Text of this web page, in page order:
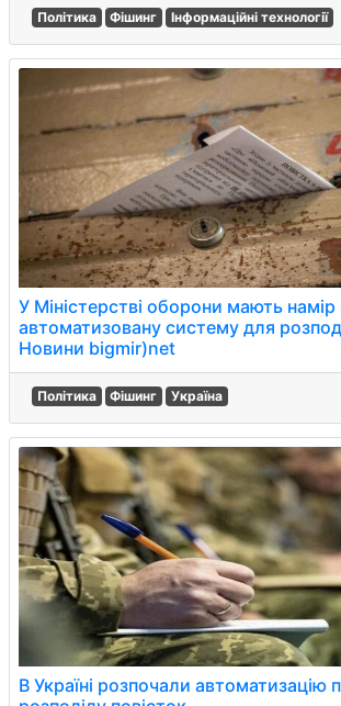
Політика Фішинг Інформаційні технології
У Міністерстві оборони мають
автоматизовану систему для
Новини bigmir)net
Політика Фішинг Україна
В Україні розпочали автоматизацію